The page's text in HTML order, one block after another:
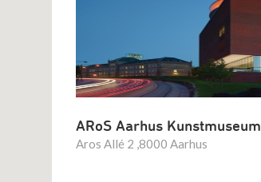
ARoS Aarhus Kunstmuseum
Aros Allé 2 ,8000 Aarhus